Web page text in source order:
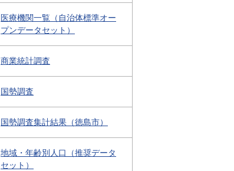
医療機関一覧（自治体標準オー
プンデータセット）
商業統計調査
国勢調査
国勢調査集計結果（徳島市）
地域・年齢別人口（推奨データ
セット）